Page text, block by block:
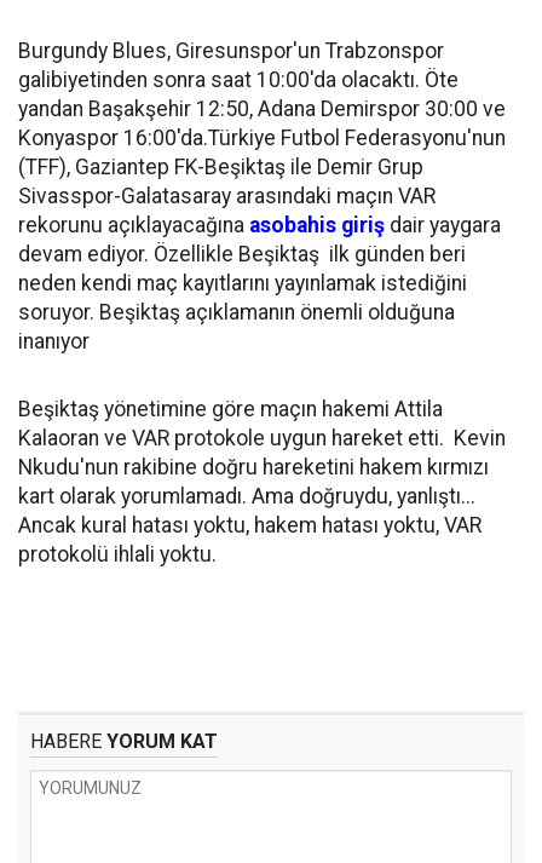
Burgundy Blues, Giresunspor'un Trabzonspor
galibiyetinden sonra saat 10:00'da olacaktı. Öte
yandan Başakşehir 12:50, Adana Demirspor 30:00 ve
Konyaspor 16:00'da.Türkiye Futbol Federasyonu'nun
(TFF), Gaziantep FK-Beşiktaş ile Demir Grup
Sivasspor-Galatasaray arasındaki maçın VAR
rekorunu açıklayacağına asobahis giriş dair yaygara
devam ediyor. Özellikle Beşiktaş ilk günden beri
neden kendi maç kayıtlarını yayınlamak istediğini
soruyor. Beşiktaş açıklamanın önemli olduğuna
inanıyor
Beşiktaş yönetimine göre maçın hakemi Attila
Kalaoran ve VAR protokole uygun hareket etti. Kevin
Nkudu'nun rakibine doğru hareketini hakem kırmızı
kart olarak yorumlamadı. Ama doğruydu, yanlıştı...
Ancak kural hatası yoktu, hakem hatası yoktu, VAR
protokolü ihlali yoktu.
HABERE YORUM KAT